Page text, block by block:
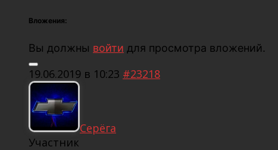
Вложения:
Вы должны войти для просмотра вложений.
19.06.2019 в 10:23 #23218
Серёга
Участник